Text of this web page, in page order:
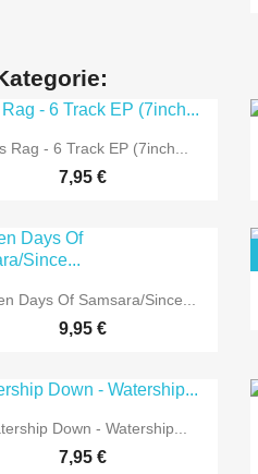
 Vorschau
Rag - 6 Track EP (7inch...
7,95 €
 Vorschau
Days Of Samsara/Since...
9,95 €
 Vorschau
Down - Watership...
7,95 €